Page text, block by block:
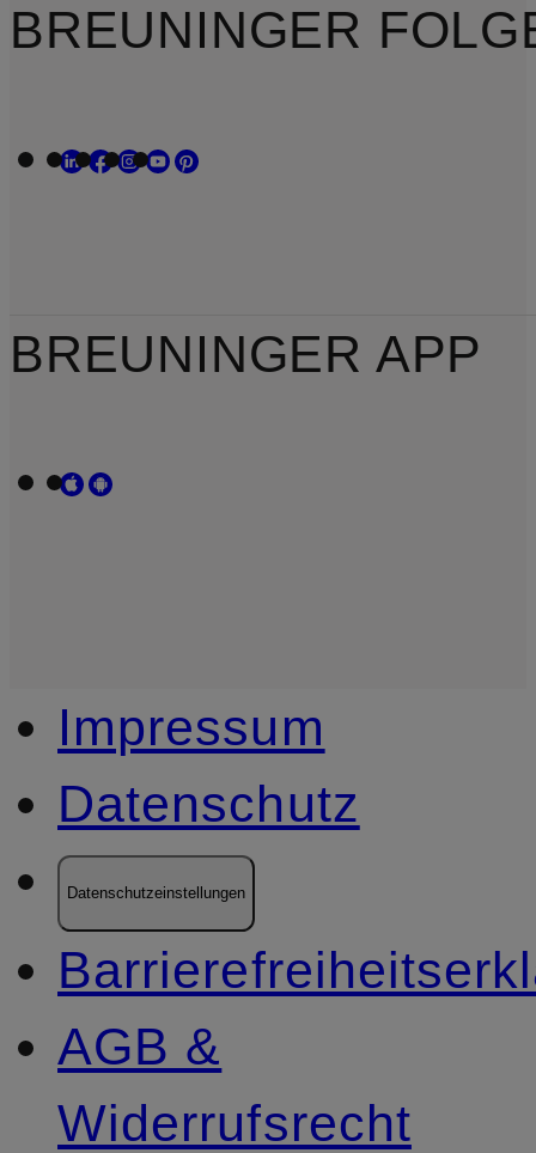
BREUNINGER
BREUNINGER APP
Impressum
Datenschutz
Datenschutzeinstellungen
AGB &
Widerrufsrecht